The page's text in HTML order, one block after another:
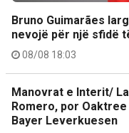
Bruno Guimarães
nevojë për një sfidë
08/08 18:03
Manovrat e Interit/
Romero, por
Bayer Leverkuesen